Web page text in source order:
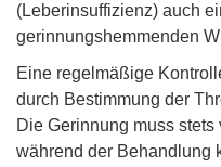
(Leberinsuffizienz) auch
gerinnungshemmenden
Eine regelmäßige
durch Bestimmung der
Die Gerinnung muss
während der Behandlung